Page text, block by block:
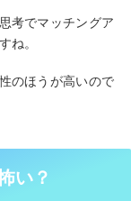
考でマッチングア
ね。
のほうが高いので
い？